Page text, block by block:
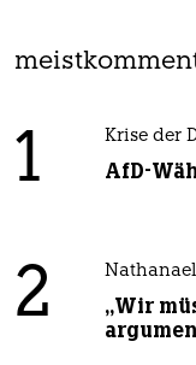
1 Krise der
AfD-
2
„Wir